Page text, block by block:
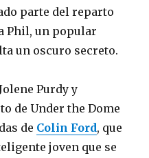
parte del reparto
Phil, un popular
un oscuro secreto.
Purdy y
de Under the Dome
de Colin Ford, que
joven que se